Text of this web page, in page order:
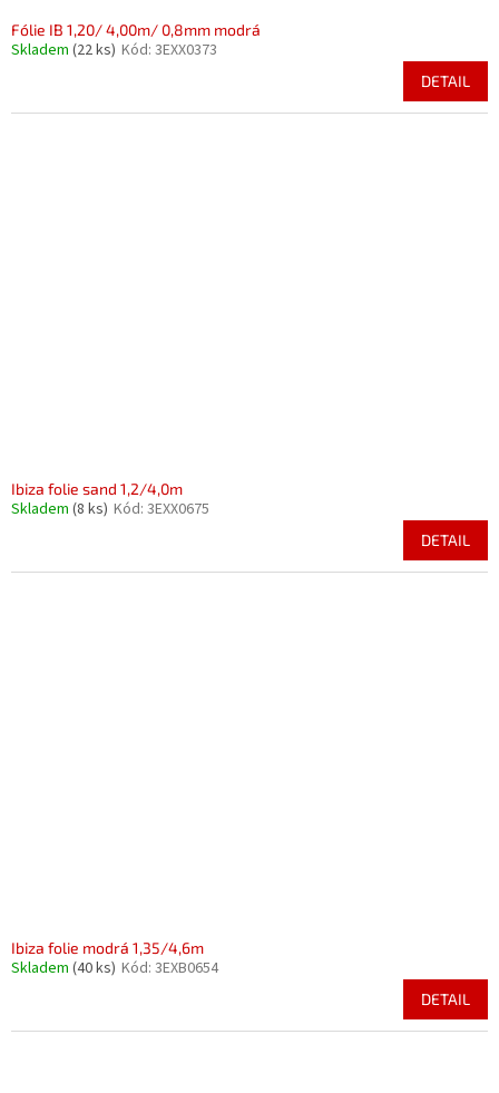
Fólie IB 1,20/ 4,00m/ 0,8mm modrá
Skladem (22 ks) Kód: 3EXX0373
DETAIL
Ibiza folie sand 1,2/4,0m
Skladem (8 ks) Kód: 3EXX0675
DETAIL
Ibiza folie modrá 1,35/4,6m
Skladem (40 ks) Kód: 3EXB0654
DETAIL